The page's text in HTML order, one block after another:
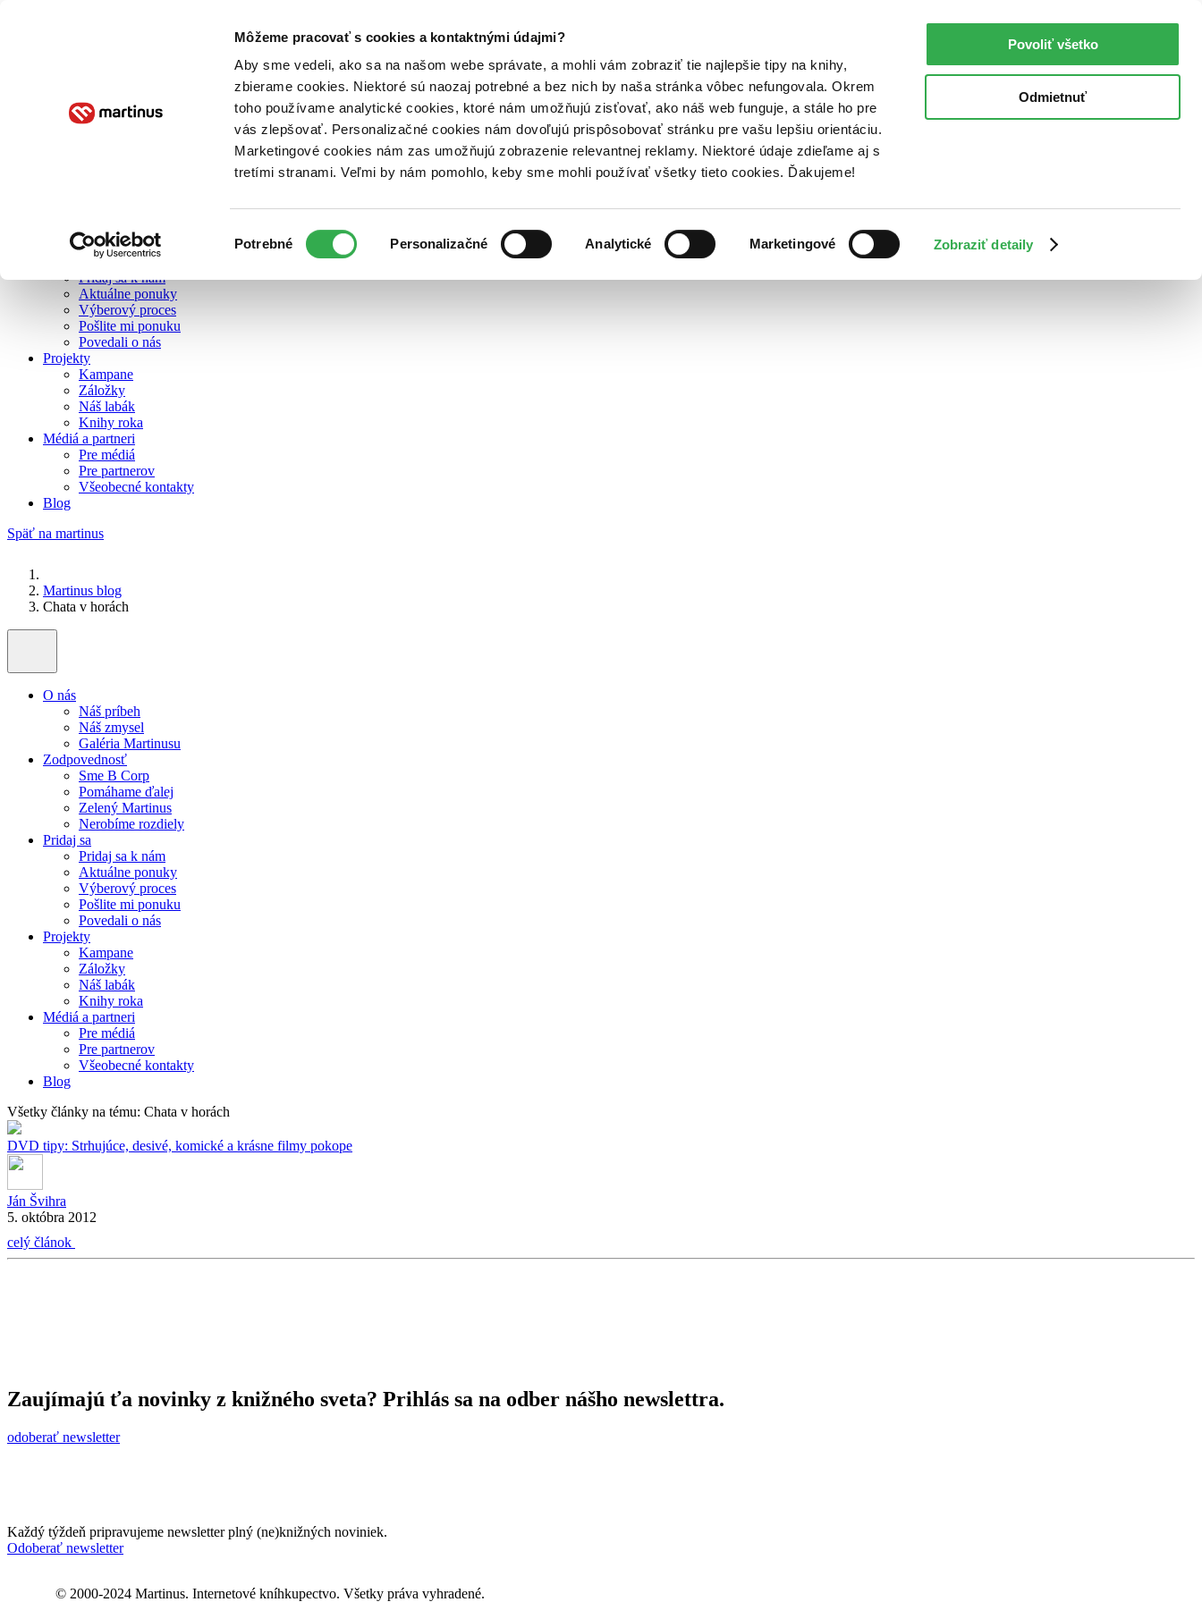
Môžeme pracovať s cookies a kontaktnými údajmi?
Aby sme vedeli, ako sa na našom webe správate, a mohli vám zobraziť tie najlepšie tipy na knihy,
zbierame cookies. Niektoré sú naozaj potrebné a bez nich by naša stránka vôbec nefungovala. Okrem
toho používame analytické cookies, ktoré nám umožňujú zisťovať, ako náš web funguje, a stále ho pre
vás zlepšovať. Personalizačné cookies nám dovoľujú prispôsobovať stránku pre vašu lepšiu orientáciu.
Marketingové cookies nám zas umožňujú zobrazenie relevantnej reklamy. Niektoré údaje zdieľame aj s
tretími stranami. Veľmi by nám pomohlo, keby sme mohli používať všetky tieto cookies. Ďakujeme!
súhlasu
Potrebné Personalizačné Analytické Marketingové Zobraziť detaily
Povoliť všetko
Odmietnuť
O nás
Zelený Martinus
Nerobíme rozdiely
Pridaj sa k nám
Aktuálne ponuky
Výberový proces
Pošlite mi ponuku
Povedali o nás
Projekty
Kampane
Záložky
Náš labák
Knihy roka
Médiá a partneri
Pre médiá
Pre partnerov
Všeobecné kontakty
Blog
Späť na martinus
Martinus blog
Chata v horách
O nás
Náš príbeh
Náš zmysel
Galéria Martinusu
Zodpovednosť
Sme B Corp
Pomáhame ďalej
Zelený Martinus
Nerobíme rozdiely
Pridaj sa
Pridaj sa k nám
Aktuálne ponuky
Výberový proces
Pošlite mi ponuku
Povedali o nás
Projekty
Kampane
Záložky
Náš labák
Knihy roka
Médiá a partneri
Pre médiá
Pre partnerov
Všeobecné kontakty
Blog
Všetky články na tému: Chata v horách
DVD tipy: Strhujúce, desivé, komické a krásne filmy pokope
Ján Švihra
5. októbra 2012
celý článok
Zaujímajú ťa novinky z knižného sveta? Prihlás sa na odber nášho newslettra.
odoberať newsletter
Každý týždeň pripravujeme newsletter plný (ne)knižných noviniek.
Odoberať newsletter
© 2000-2024 Martinus. Internetové kníhkupectvo. Všetky práva vyhradené.